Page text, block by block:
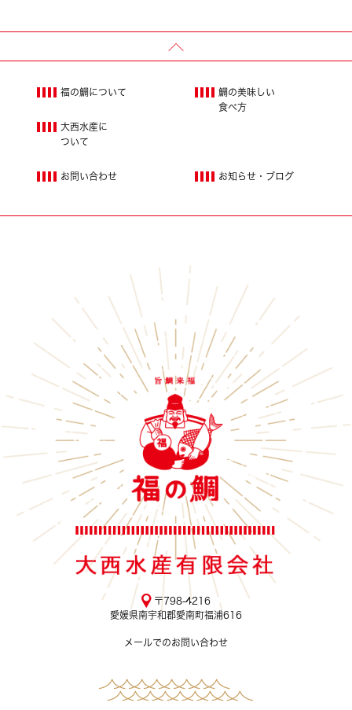
福の鯛について
鯛の美味しい
食べ方
大西水産に
ついて
お知らせ・ブログ
お問い合わせ
〒798-4216
愛媛県南宇和郡愛南町福浦616
メールでのお問い合わせ